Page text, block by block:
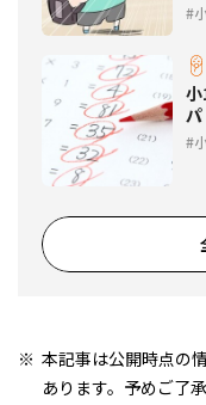
本記事は公開時点の
あります。予めご了